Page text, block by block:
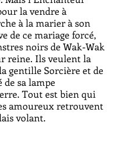
la vendre à
à la marier à son
de ce mariage forcé,
noirs de Wak-Wak
reine. Ils veulent la
gentille Sorcière et de
sa lampe
Tout est bien qui
amoureux retrouvent
volant.